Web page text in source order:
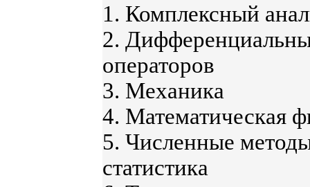
1. Комплексный
2.
операторов
3. Механика
4. Математическая
5. Численные
статистика